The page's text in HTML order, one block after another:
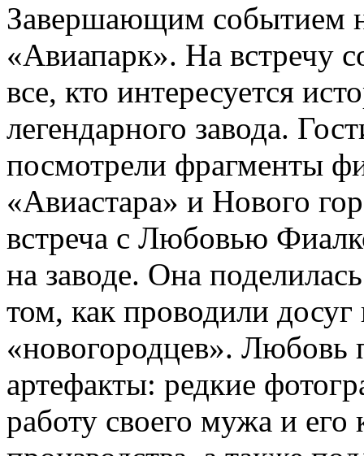
Завершающим событием
«Авиапарк». На встречу
все, кто интересуется
легендарного завода.
посмотрели фрагменты
«Авиастара» и Нового
встреча с Любовью
на заводе. Она
том, как проводили
«новогородцев». Любовь
артефакты: редкие
работу своего мужа и